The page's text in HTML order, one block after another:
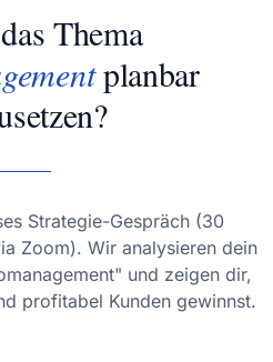
Thema
planbar
Strategie-Gespräch (30
Zoom). Wir analysieren dein
und zeigen dir,
profitabel Kunden gewinnst.